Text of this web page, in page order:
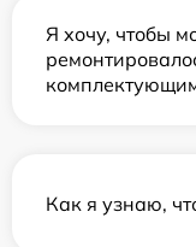
Я хочу, чтобы
Как я узнаю,